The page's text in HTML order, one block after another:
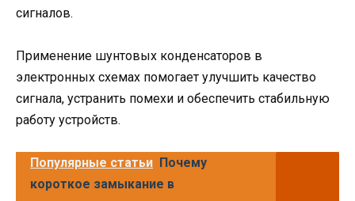
сигналов.
Применение шунтовых конденсаторов в
электронных схемах помогает улучшить качество
сигнала, устранить помехи и обеспечить стабильную
работу устройств.
Популярные статьи Почему
короткое замыкание в